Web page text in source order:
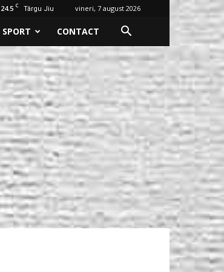
24.5 C Târgu Jiu vineri, 7 august 2026
SPORT CONTACT